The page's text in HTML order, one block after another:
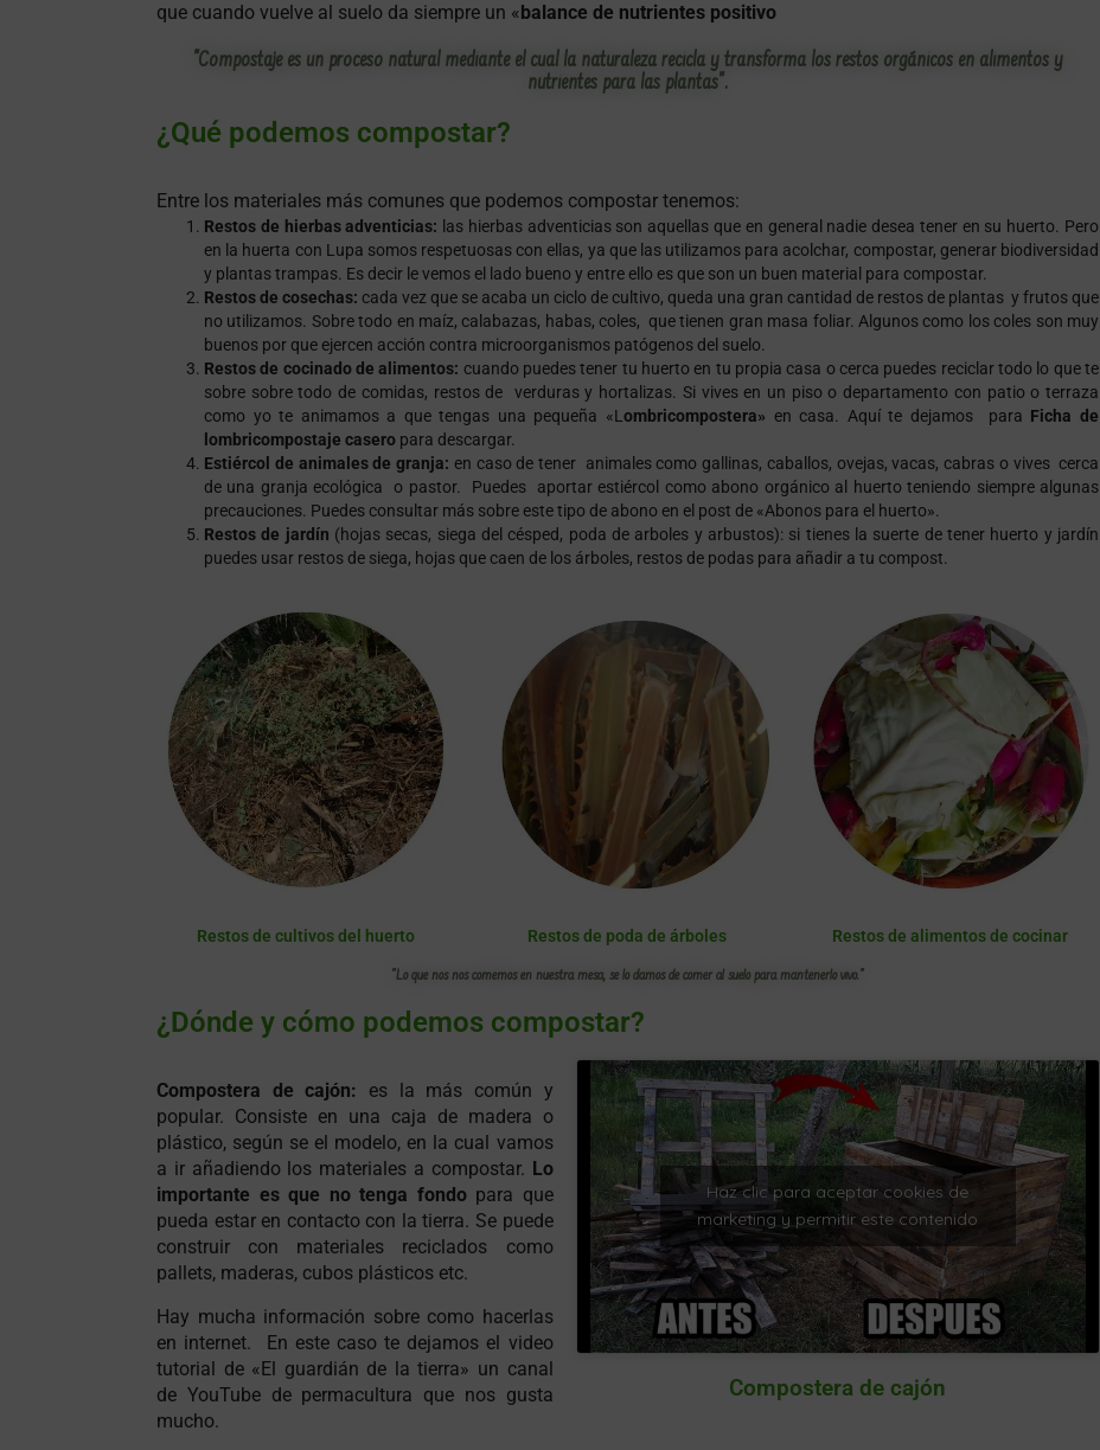
que cuando vuelve al suelo da siempre un «balance de nutrientes positivo
"Compostaje es un proceso natural mediante el cual la naturaleza recicla y transforma los restos orgánicos en alimentos y
nutrientes para las plantas".
¿Qué podemos compostar?
Entre los materiales más comunes que podemos compostar tenemos:
Restos de hierbas adventicias: las hierbas adventicias son aquellas que en general nadie desea tener en su huerto. Pero
en la huerta con Lupa somos respetuosas con ellas, ya que las utilizamos para acolchar, compostar, generar biodiversidad
y plantas trampas. Es decir le vemos el lado bueno y entre ello es que son un buen material para compostar.
Restos de cosechas: cada vez que se acaba un ciclo de cultivo, queda una gran cantidad de restos de plantas y frutos que
no utilizamos. Sobre todo en maíz, calabazas, habas, coles, que tienen gran masa foliar. Algunos como los coles son muy
buenos por que ejercen acción contra microorganismos patógenos del suelo.
Restos de cocinado de alimentos: cuando puedes tener tu huerto en tu propia casa o cerca puedes reciclar todo lo que te
sobre sobre todo de comidas, restos de verduras y hortalizas. Si vives en un piso o departamento con patio o terraza
como yo te animamos a que tengas una pequeña «L ombricompostera» en casa. Aquí te dejamos para Ficha de
lombricompostaje casero para descargar.
Estiércol de animales de granja: en caso de tener animales como gallinas, caballos, ovejas, vacas, cabras o vives cerca
de una granja ecológica o pastor. Puedes aportar estiércol como abono orgánico al huerto teniendo siempre algunas
precauciones. Puedes consultar más sobre este tipo de abono en el post de «Abonos para el huerto».
Restos de jardín (hojas secas, siega del césped, poda de arboles y arbustos): si tienes la suerte de tener huerto y jardín
puedes usar restos de siega, hojas que caen de los árboles, restos de podas para añadir a tu compost.
Restos de cultivos del huerto Restos de poda de árboles Restos de alimentos de cocinar
"Lo que nos nos comemos en nuestra mesa, se lo damos de comer al suelo para mantenerlo vivo."
¿Dónde y cómo podemos compostar?
Compostera de cajón: es la más común y
popular. Consiste en una caja de madera o
plástico, según se el modelo, en la cual vamos
a ir añadiendo los materiales a compostar. Lo
importante es que no tenga fondopara que
pueda estar en contacto con la tierra. Se puede
construir con materiales reciclados como
pallets, maderas, cubos plásticos etc.
Hay mucha información sobre como hacerlas
en internet. En este caso te dejamos el video
tutorial de «El guardián de la tierra» un canal
de YouTube de permacultura que nos gusta
mucho.
Haz clic para aceptar cookies de
marketing y permitir este contenido
Compostera de cajón